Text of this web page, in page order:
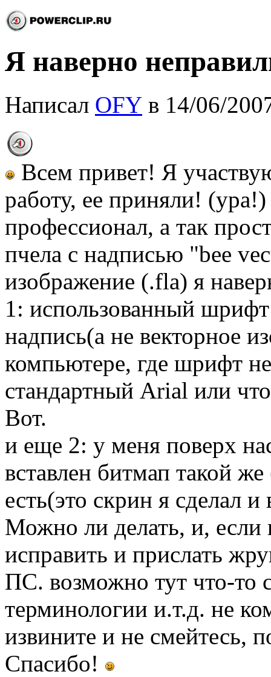
Я наверно
Написал OFY в 14/06/
Всем привет! Я
работу, ее приняли!
профессионал, а так
пчела с надписью "bee
изображение (.fla) я
1: использованный
надпись(а не векторное
компьютере, где шрифт
стандартный Arial или
Вот.
и еще 2: у меня поверх
вставлен битмап такой
есть(это скрин я сделал и
Можно ли делать, и, если
исправить и прислать
ПС. возможно тут что-то
терминологии и.т.д. не
извините и не смейтесь,
Спасибо!